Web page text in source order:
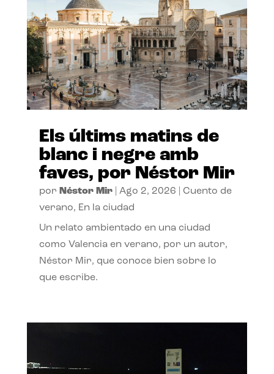
Els últims matins de
blanc i negre amb
faves, por Néstor Mir
por Néstor Mir| Ago 2, 2026
Cuento de
verano, En la ciudad
Un relato ambientado en una ciudad
como Valencia en verano, por un autor,
Néstor Mir, que conoce bien sobre lo
que escribe.